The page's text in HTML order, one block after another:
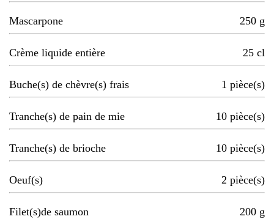
Mascarpone 250 g
Crème liquide entière 25 cl
Buche(s) de chèvre(s) frais 1 pièce(s)
Tranche(s) de pain de mie 10 pièce(s)
Tranche(s) de brioche 10 pièce(s)
Oeuf(s) 2 pièce(s)
Filet(s)de saumon 200 g